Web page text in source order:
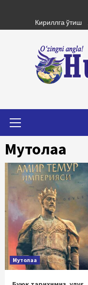
content
Кириллга ўтиш
Мутолаа
Мутолаа